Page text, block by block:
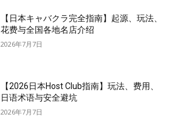
【日本キャバクラ完全指南】起源、玩法、
花费与全国各地名店介绍
2026年7月7日
【2026日本Host Club指南】玩法、费用、
日语术语与安全避坑
2026年7月7日